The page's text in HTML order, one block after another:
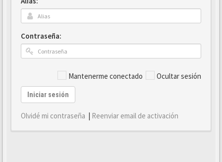
Contraseña:
Mantenerme conectado Ocultar sesión
Iniciar sesión
Olvidé mi contraseña | Reenviar email de activación